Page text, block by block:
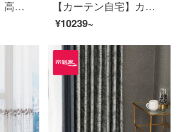
【カーテン自宅】高遮光の新中国風秋扇舞綿麻提花リビングルームの床にある窓のカーテンの完成品三相定型化には、裏地LDC 20 FWC-Sフック/カーテンなし(高さ2.6メートル以内で変更可能)XLのカーテンのセット/ダブルオープン(適用窓の幅4.1-4.4メートル)があります。
【カーテン自宅】カーテン製品抗菌花現代風高遮光新品ブラインド海洋の心リビングルームのレースダウンウィンドウカスタムLDC 20 SSC-47ノック/カーテンヘッドなし(高さ2.6 m以内で変更可能)Lブラインドセット/ダブルオープン(適用窓幅2.9-3.2 m)
¥10239~